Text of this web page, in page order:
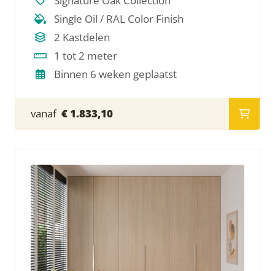
Single Oil / RAL Color Finish
2 Kastdelen
1 tot 2 meter
Binnen 6 weken geplaatst
vanaf € 1.833,10